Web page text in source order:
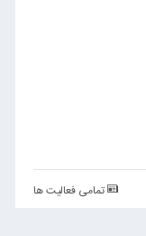
تمامی فعالیت ها